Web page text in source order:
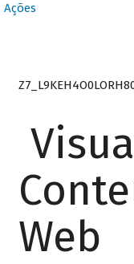
Ações
Web